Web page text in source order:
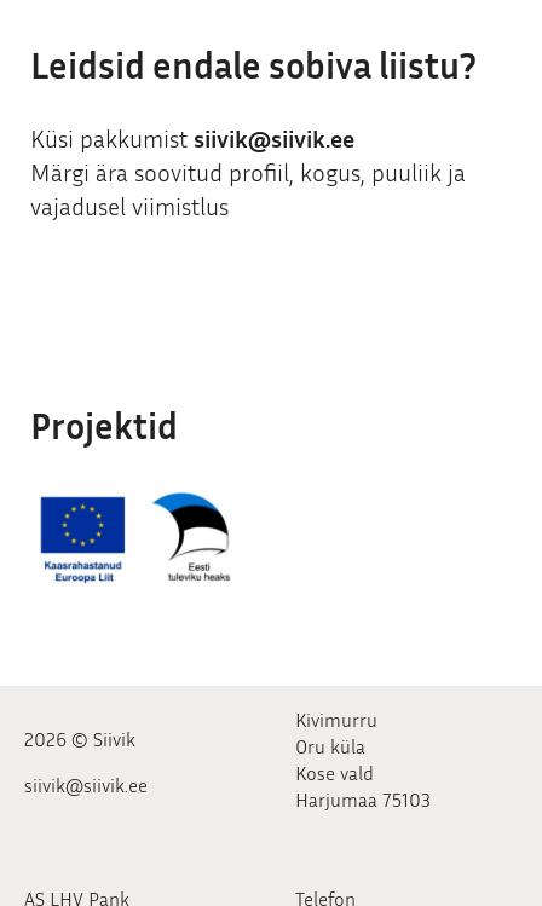
Leidsid endale sobiva liistu?
Küsi pakkumist siivik@siivik.ee
Märgi ära soovitud profiil, kogus, puuliik ja
vajadusel viimistlus
Projektid
2026 © Siivik
siivik@siivik.ee
Kivimurru
Oru küla
Kose vald
Harjumaa 75103
AS LHV Pank Telefon